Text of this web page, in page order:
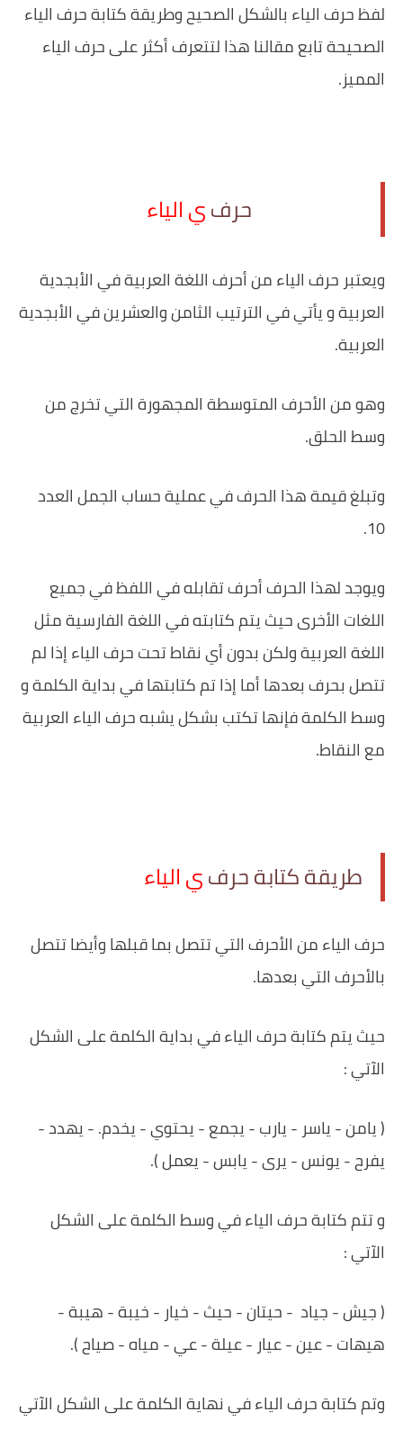
لفظ حرف الياء بالشكل الصحيح وطريقة كتابة حرف الياء
الصحيحة تابع مقالنا هذا لتتعرف أكثر على حرف الياء
المميز.
‏حرفي الياء
‏ويعتبر حرف الياء من أحرف اللغة العربية في الأبجدية
العربية و يأتي في الترتيب الثامن والعشرين في الأبجدية
العربية.
وهو من الأحرف المتوسطة المجهورة التي تخرج من
وسط الحلق.
‏وتبلغ قيمة هذا الحرف في عملية حساب الجمل العدد
10.
‏ويوجد لهذا الحرف أحرف تقابله في اللفظ في جميع
اللغات الأخرى حيث يتم كتابته في اللغة الفارسية مثل
اللغة العربية ولكن بدون أي نقاط تحت حرف الياء إذا لم
تتصل بحرف بعدها أما إذا تم كتابتها في بداية الكلمة و
وسط الكلمة فإنها تكتب بشكل يشبه حرف الياء العربية
مع النقاط.
طريقة ‏كتابة حرفي الياء
‏حرف الياء من الأحرف التي تتصل بما قبلها وأيضا تتصل
بالأحرف التي بعدها.
‏حيث يتم كتابة حرف الياء في بداية الكلمة على الشكل
الآتي :
( يامن - ياسر - يارب - يجمع - يحتوي - يخدم. - يهدد -
يفرح - يونس - يرى - يابس - يعمل ).
‏و تتم كتابة حرف الياء في وسط الكلمة على الشكل
الآتي :
( جيش - جياد - حيتان - حيث - خيار - خيبة - هيبة -
هيهات - عين - عيار - عيلة - عي - مياه - صياح ).
‏وتم كتابة حرف الياء في نهاية الكلمة على الشكل الآتي